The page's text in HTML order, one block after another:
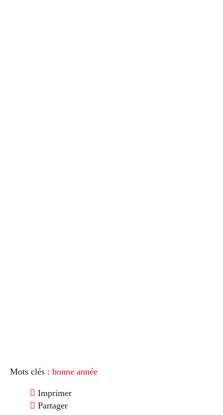
Mots clés : bonne année
Imprimer
Partager